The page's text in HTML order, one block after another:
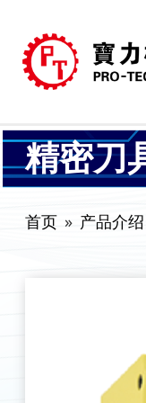
精密刀
首页 产品介绍